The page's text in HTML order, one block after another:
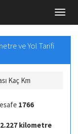
ve Yol Tarifi
Kaç Km
1766
2.227 kilometre